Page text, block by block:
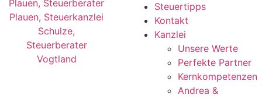
Steuertipps
Kontakt
Kanzlei
Unsere Werte
Perfekte Partner
Kernkompetenzen
Andrea &